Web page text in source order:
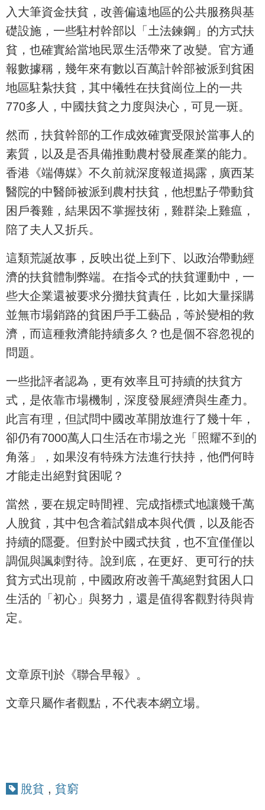
入大筆資金扶貧，改善偏遠地區的公共服務與基
礎設施，一些駐村幹部以「土法鍊鋼」的方式扶
貧，也確實給當地民眾生活帶來了改變。官方通
報數據稱，幾年來有數以百萬計幹部被派到貧困
地區駐紮扶貧，其中犧牲在扶貧崗位上的一共
770多人，中國扶貧之力度與決心，可見一斑。
然而，扶貧幹部的工作成效確實受限於當事人的
素質，以及是否具備推動農村發展產業的能力。
香港《端傳媒》不久前就深度報道揭露，廣西某
醫院的中醫師被派到農村扶貧，他想點子帶動貧
困戶養雞，結果因不掌握技術，雞群染上雞瘟，
陪了夫人又折兵。
這類荒誕故事，反映出從上到下、以政治帶動經
濟的扶貧體制弊端。在指令式的扶貧運動中，一
些大企業還被要求分攤扶貧責任，比如大量採購
並無市場銷路的貧困戶手工藝品，等於變相的救
濟，而這種救濟能持續多久？也是個不容忽視的
問題。
一些批評者認為，更有效率且可持續的扶貧方
式，是依靠市場機制，深度發展經濟與生產力。
此言有理，但試問中國改革開放進行了幾十年，
卻仍有7000萬人口生活在市場之光「照耀不到的
角落」，如果沒有特殊方法進行扶持，他們何時
才能走出絕對貧困呢？
當然，要在規定時間裡、完成指標式地讓幾千萬
人脫貧，其中包含着試錯成本與代價，以及能否
持續的隱憂。但對於中國式扶貧，也不宜僅僅以
調侃與諷刺對待。說到底，在更好、更可行的扶
貧方式出現前，中國政府改善千萬絕對貧困人口
生活的「初心」與努力，還是值得客觀對待與肯
定。
文章原刊於《聯合早報》。
文章只屬作者觀點，不代表本網立場。
脫貧 , 貧窮